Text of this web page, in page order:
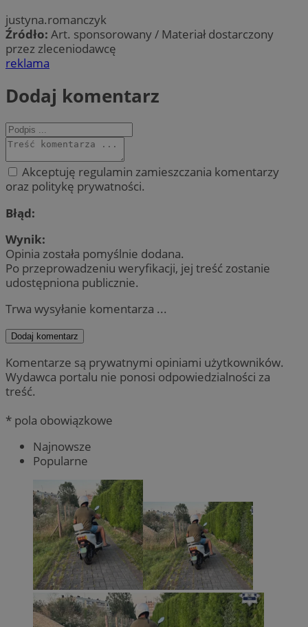
justyna.romanczyk
Źródło: Art. sponsorowany / Materiał dostarczony
przez zleceniodawcę
reklama
Dodaj komentarz
Akceptuję regulamin zamieszczania komentarzy
oraz politykę prywatności.
Błąd:
Wynik:
Opinia została pomyślnie dodana.
Po przeprowadzeniu weryfikacji, jej treść zostanie
udostępniona publicznie.
Trwa wysyłanie komentarza ...
Dodaj komentarz
Komentarze są prywatnymi opiniami użytkowników.
Wydawca portalu nie ponosi odpowiedzialności za
treść.
* pola obowiązkowe
Najnowsze
Popularne